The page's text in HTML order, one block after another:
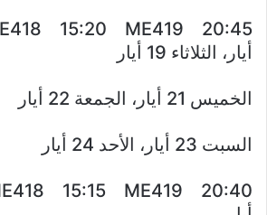
أيار، الثلاثاء 19 أيار
الخميس 21 أيار، الجمعة 22 أيار
السبت 23 أيار، الأحد 24 أيار